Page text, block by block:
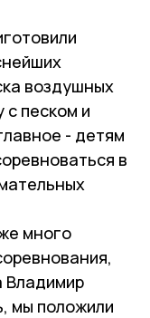
воздушных
с песком и
- детям
в
много
Владимир
мы положили